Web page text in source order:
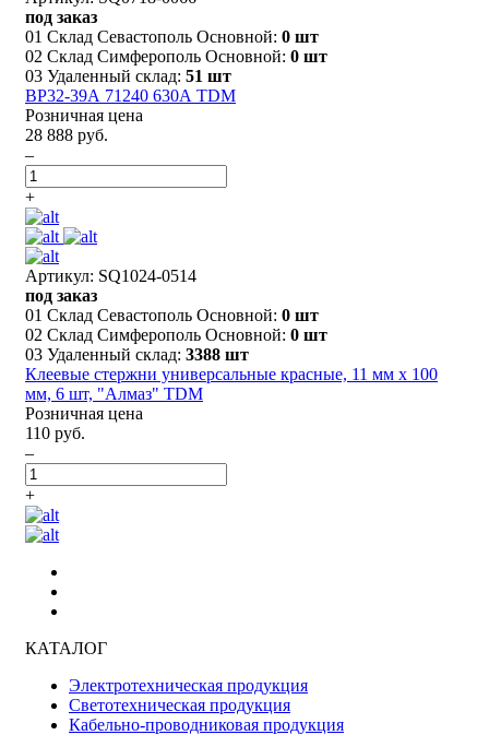
под заказ
01 Склад Севастополь Основной: 0 шт
02 Склад Симферополь Основной: 0 шт
03 Удаленный склад: 51 шт
ВР32-39А 71240 630А TDM
Розничная цена
28 888 руб.
–
+
Артикул: SQ1024-0514
под заказ
01 Склад Севастополь Основной: 0 шт
02 Склад Симферополь Основной: 0 шт
03 Удаленный склад: 3388 шт
Клеевые стержни универсальные красные, 11 мм x 100
мм, 6 шт, "Алмаз" TDM
Розничная цена
110 руб.
–
+
КАТАЛОГ
Электротехническая продукция
Светотехническая продукция
Кабельно-проводниковая продукция